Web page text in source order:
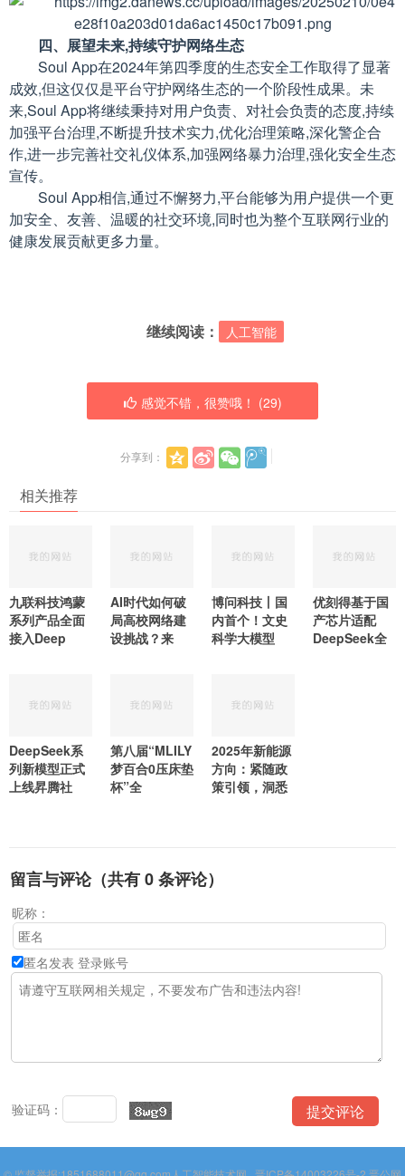
四、展望未来,持续守护网络生态
Soul App在2024年第四季度的生态安全工作取得了显著
成效,但这仅仅是平台守护网络生态的一个阶段性成果。未
来,Soul App将继续秉持对用户负责、对社会负责的态度,持续
加强平台治理,不断提升技术实力,优化治理策略,深化警企合
作,进一步完善社交礼仪体系,加强网络暴力治理,强化安全生态
宣传。
Soul App相信,通过不懈努力,平台能够为用户提供一个更
加安全、友善、温暖的社交环境,同时也为整个互联网行业的
健康发展贡献更多力量。
继续阅读： 人工智能
感觉不错，很赞哦！ (29)
分享到：
相关推荐
九联科技鸿蒙
系列产品全面
接入Deep
AI时代如何破
局高校网络建
设挑战？来
博问科技丨国
内首个！文史
科学大模型
优刻得基于国
产芯片适配
DeepSeek全
DeepSeek系
列新模型正式
上线昇腾社
第八届“MLILY
梦百合0压床垫
杯”全
2025年新能源
方向：紧随政
策引领，洞悉
留言与评论（共有0条评论）
昵称：
匿名发表 登录账号
验证码：